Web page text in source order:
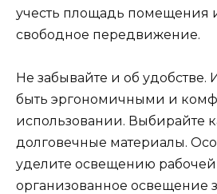
учесть площадь помещения
свободное передвижение.
Не забывайте и об
быть эргономичными и
использовании. Выбирайте
долговечные материалы.
уделите освещению
организованное освещение